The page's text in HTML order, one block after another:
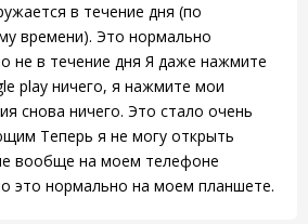
в течение дня (по
времени). Это нормально
не в течение дня Я даже нажмите
play ничего, я нажмите мои
снова ничего. Это стало очень
Теперь я не могу открыть
вообще на моем телефоне
это нормально на моем планшете.